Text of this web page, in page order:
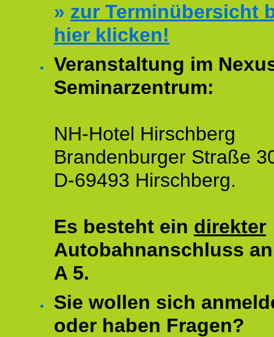
» zur Terminübersicht
hier klicken!
Veranstaltung im
Seminarzentrum:
NH-Hotel Hirschberg
Brandenburger Straße
D-69493 Hirschberg.
Es besteht ein direkter
Autobahnanschluss
A 5.
Sie wollen sich
oder haben Fragen?